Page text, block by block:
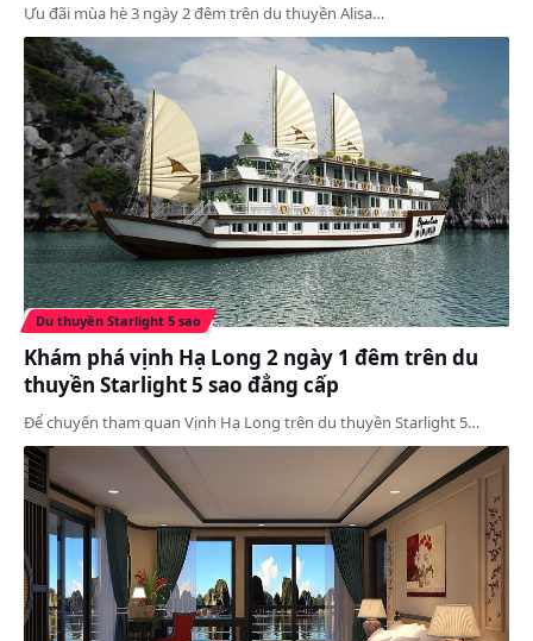
Ưu đãi mùa hè 3 ngày 2 đêm trên du thuyền Alisa…
Du thuyền Starlight 5 sao
Khám phá vịnh Hạ Long 2 ngày 1 đêm trên du
thuyền Starlight 5 sao đẳng cấp
Để chuyến tham quan Vịnh Hạ Long trên du thuyền Starlight 5…